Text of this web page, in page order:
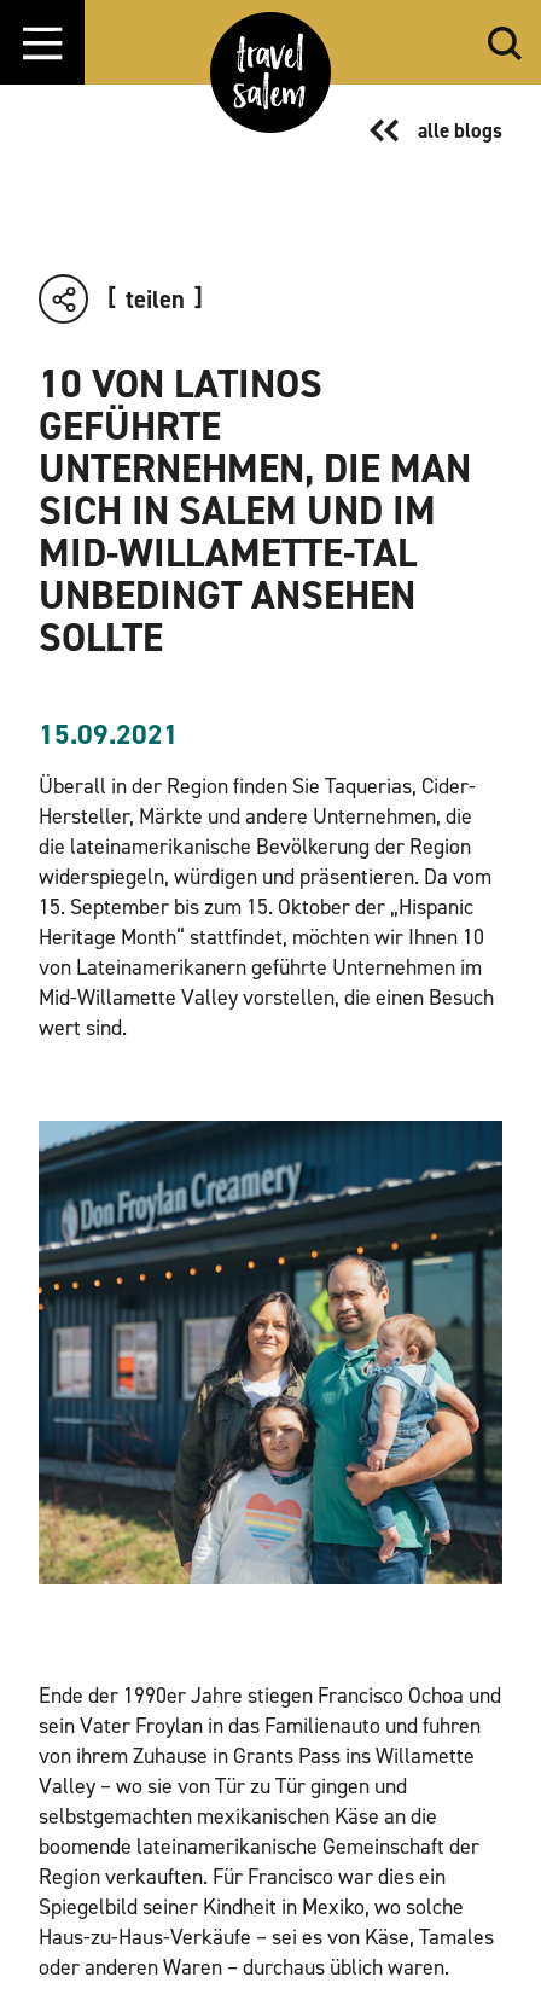
Zum Inhalt springen
alle blogs
teilen
10 VON LATINOS
GEFÜHRTE
UNTERNEHMEN, DIE MAN
SICH IN SALEM UND IM
MID-WILLAMETTE-TAL
UNBEDINGT ANSEHEN
SOLLTE
15.09.2021
Überall in der Region finden Sie Taquerias, Cider-
Hersteller, Märkte und andere Unternehmen, die
die lateinamerikanische Bevölkerung der Region
widerspiegeln, würdigen und präsentieren. Da vom
15. September bis zum 15. Oktober der „Hispanic
Heritage Month“ stattfindet, möchten wir Ihnen 10
von Lateinamerikanern geführte Unternehmen im
Mid-Willamette Valley vorstellen, die einen Besuch
wert sind.
Ende der 1990er Jahre stiegen Francisco Ochoa und
sein Vater Froylan in das Familienauto und fuhren
von ihrem Zuhause in Grants Pass ins Willamette
Valley – wo sie von Tür zu Tür gingen und
selbstgemachten mexikanischen Käse an die
boomende lateinamerikanische Gemeinschaft der
Region verkauften. Für Francisco war dies ein
Spiegelbild seiner Kindheit in Mexiko, wo solche
Haus-zu-Haus-Verkäufe – sei es von Käse, Tamales
oder anderen Waren – durchaus üblich waren.